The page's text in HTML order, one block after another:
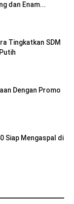
dan Enam...
Tingkatkan SDM
Dengan Promo
Siap Mengaspal di